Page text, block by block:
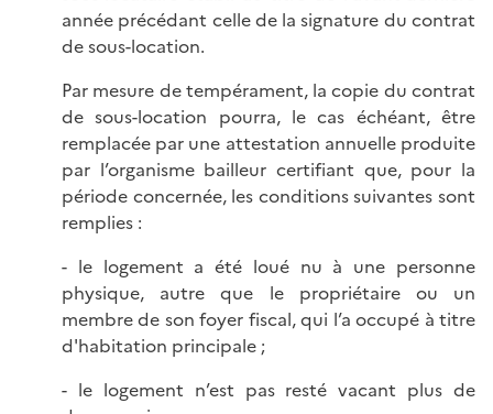
année précédant celle de la signature du contrat
de sous-location.
Par mesure de tempérament, la copie du contrat
de sous-location pourra, le cas échéant, être
remplacée par une attestation annuelle produite
par l’organisme bailleur certifiant que, pour la
période concernée, les conditions suivantes sont
remplies :
- le logement a été loué nu à une personne
physique, autre que le propriétaire ou un
membre de son foyer fiscal, qui l’a occupé à titre
d'habitation principale ;
- le logement n’est pas resté vacant plus de